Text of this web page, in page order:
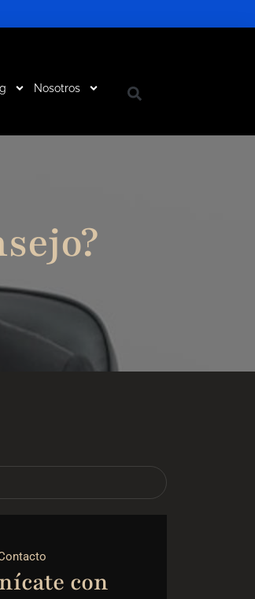
Nosotros
con